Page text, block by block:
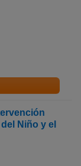
Niño y el